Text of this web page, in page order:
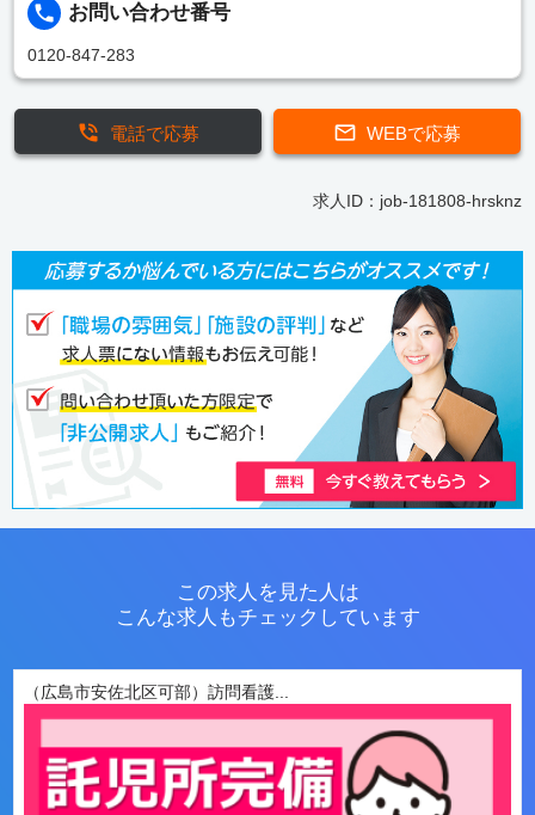
お問い合わせ番号
0120-847-283
WEBで応募
電話で応募
求人ID：job-181808-hrsknz
この求人を見た人は
こんな求人もチェックしています
（広島市安佐北区可部）訪問看護...